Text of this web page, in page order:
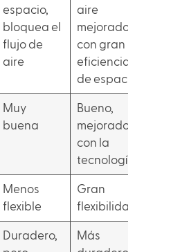
espacio,
bloquea el
flujo de
aire
aire
mejorado
con gran
eficiencia
de espacio
Muy
buena
Bueno,
mejorado
con la
tecnología
Menos
flexible
Gran
flexibilidad
Duradero,
Más